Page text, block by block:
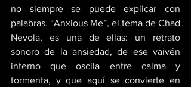
no siempre se puede explicar con
palabras. “Anxious Me”, el tema de Chad
Nevola, es una de ellas: un retrato
sonoro de la ansiedad, de ese vaivén
interno que oscila entre calma y
tormenta, y que aquí se convierte en